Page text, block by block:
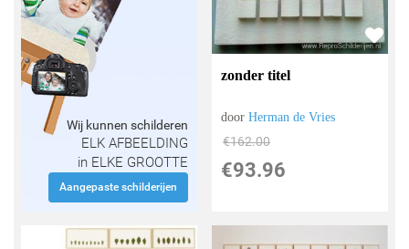
Wij kunnen schilderen
ELK AFBEELDING
in ELKE GROOTTE
Aangepaste schilderijen
zonder titel
doorHerman de Vries
€162.00
€93.96